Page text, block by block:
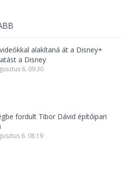
alakítaná át a Disney+
a Disney
6. 09:30
fordult Tibor Dávid építőipari
6. 08:19